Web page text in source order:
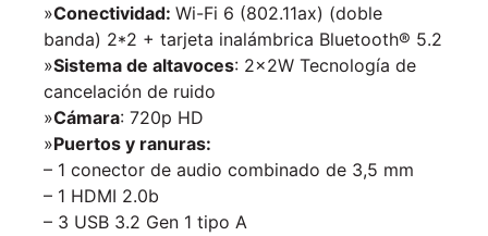
»Conectividad: Wi-Fi 6 (802.11ax) (doble
banda) 2*2 + tarjeta inalámbrica Bluetooth® 5.2
»Sistema de altavoces: 2x2W Tecnología de
cancelación de ruido
»Cámara: 720p HD
»Puertos y ranuras:
– 1 conector de audio combinado de 3,5 mm
– 1 HDMI 2.0b
– 3 USB 3.2 Gen 1 tipo A